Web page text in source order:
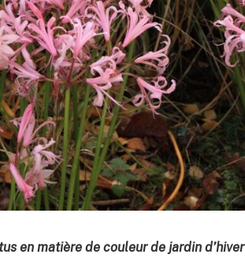
en matière de couleur de jardin d’hiver